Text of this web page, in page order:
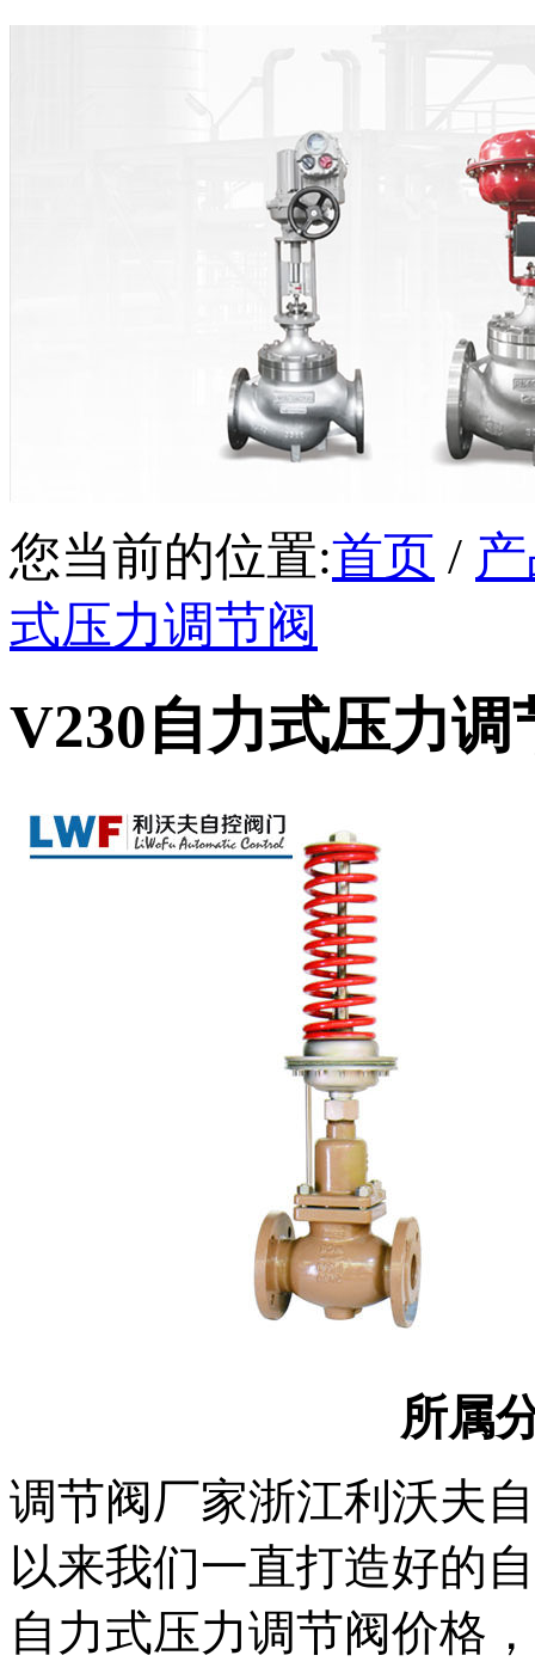
您当前的位置:首页 /
式压力调节阀
V230自力式压力调
所属
调节阀厂家浙江利沃夫
以来我们一直打造好的
自力式压力调节阀价格